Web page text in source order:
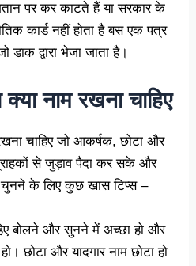
पर कर काटते हैं या सरकार के
कार्ड नहीं होता है बस एक पत्र
डाक द्वारा भेजा जाता है।
नाम रखना चाहिए
चाहिए जो आकर्षक, छोटा और
से जुड़ाव पैदा कर सके और
के लिए कुछ खास टिप्स –
बोलने और सुनने में अच्छा हो और
छोटा और यादगार नाम छोटा हो